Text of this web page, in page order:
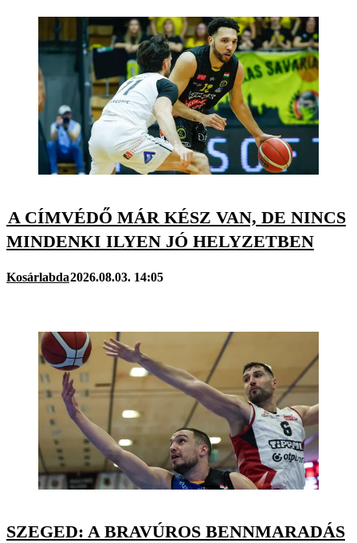
A CÍMVÉDŐ MÁR KÉSZ VAN, DE NINCS
MINDENKI ILYEN JÓ HELYZETBEN
Kosárlabda2026.08.03. 14:05
SZEGED: A BRAVÚROS BENNMARADÁS